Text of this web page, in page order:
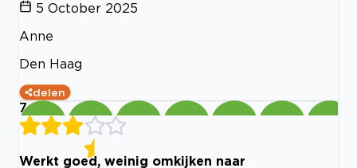
5 October 2025
Anne
Den Haag
delen
7
Werkt goed, weinig omkijken naar